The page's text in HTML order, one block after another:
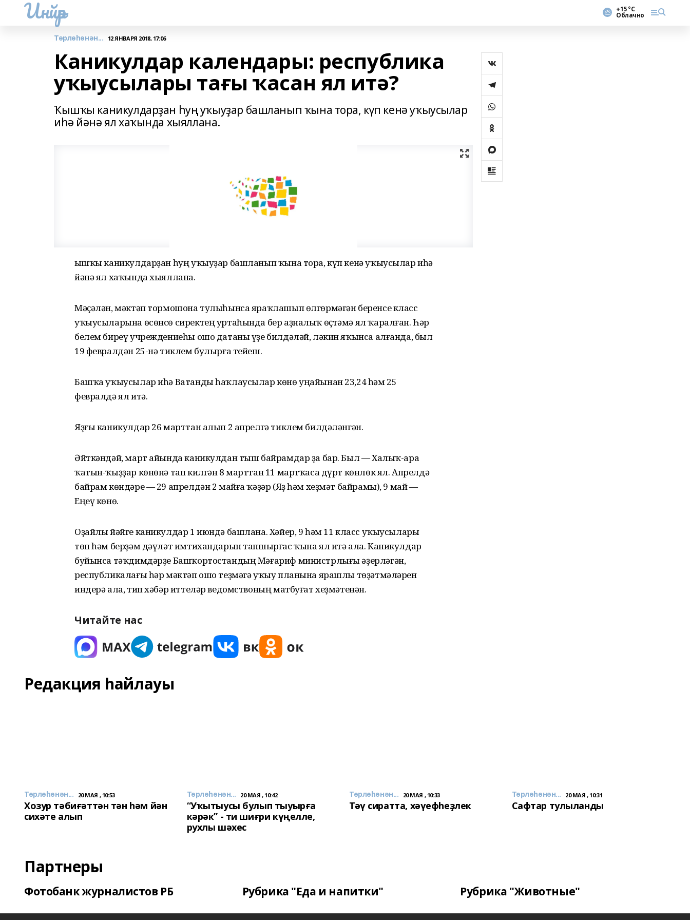
Инйәр +15 °С
Облачно
Төрлөһөнән... 12 ЯНВАРЯ 2018, 17:06
Каникулдар календары: республика
уҡыусылары тағы ҡасан ял итә?
Ҡышҡы каникулдарҙан һуң уҡыуҙар башланып ҡына тора, күп кенә уҡыусылар
иһә йәнә ял хаҡында хыяллана.
Ҡышҡы каникулдарҙан һуң уҡыуҙар башланып ҡына тора, күп кенә уҡыусылар иһә
йәнә ял хаҡында хыяллана.
Мәҫәлән, мәктәп тормошона тулыһынса яраҡлашып өлгөрмәгән беренсе класс
уҡыусыларына өсөнсө сиректең уртаһында бер аҙналыҡ өҫтәмә ял ҡаралған. Һәр
белем биреү учреждениеһы ошо датаны үҙе билдәләй, ләкин яҡынса алғанда, был
19 февралдән 25-нә тиклем булырға тейеш.
Башҡа уҡыусылар иһә Ватанды һаҡлаусылар көнө уңайынан 23,24 һәм 25
февралдә ял итә.
Яҙғы каникулдар 26 марттан алып 2 апрелгә тиклем билдәләнгән.
Әйткәндәй, март айында каникулдан тыш байрамдар ҙа бар. Был — Халыҡ-ара
ҡатын-ҡыҙҙар көнөнә тап килгән 8 марттан 11 мартҡаса дүрт көнлөк ял. Апрелдә
байрам көндәре — 29 апрелдән 2 майға ҡәҙәр (Яҙ һәм хеҙмәт байрамы), 9 май —
Еңеү көнө.
Оҙайлы йәйге каникулдар 1 июндә башлана. Хәйер, 9 һәм 11 класс уҡыусылары
төп һәм берҙәм дәүләт имтихандарын тапшырғас ҡына ял итә ала. Каникулдар
буйынса тәҡдимдәрҙе Башҡортостандың Мәғариф министрлығы әҙерләгән,
республикалағы һәр мәктәп ошо теҙмәгә уҡыу планына ярашлы төҙәтмәләрен
индерә ала, тип хәбәр иттеләр ведомствоның матбуғат хеҙмәтенән.
Читайте нас
Редакция һайлауы
Төрлөһөнән... 20 МАЯ , 10:53
Хозур тәбиғәттән тән һәм йән
сихәте алып
Төрлөһөнән... 20 МАЯ , 10:42
“Уҡытыусы булып тыуырға
кәрәк” - ти шиғри күңелле,
рухлы шәхес
Төрлөһөнән... 20 МАЯ , 10:33
Тәү сиратта, хәүефһеҙлек
Төрлөһөнән... 20 МАЯ , 10:31
Сафтар тулыланды
Партнеры
Фотобанк журналистов РБ Рубрика "Еда и напитки" Рубрика "Животные"